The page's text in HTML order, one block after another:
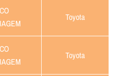
Toyota
Toyota